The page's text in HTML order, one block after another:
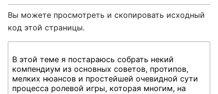
Вы можете просмотреть и скопировать исходный
код этой страницы.